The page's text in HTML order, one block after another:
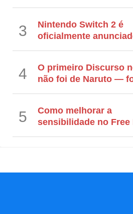
3
Nintendo Switch 2 é
oficialmente
4
O primeiro Discurso
não foi de Naruto —
5
Como melhorar a
sensibilidade no Free